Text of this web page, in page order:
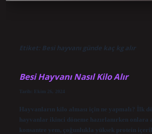
Etiket: Besi hayvanı günde kaç kg alır
Besi Hayvanı Nasıl Kilo Alır
Tarih: Ekim 26, 2024
Hayvanların kilo alması için ne yapmalı? İlk
hayvanlar ikinci döneme hazırlanırken onlara
konsantre yem, çoğunlukla yüksek protein